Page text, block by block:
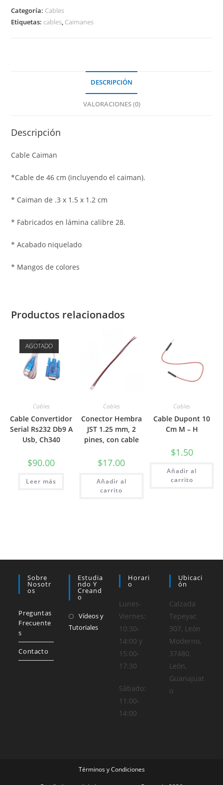
Categoría: Cables
Etiquetas: cables, Caimanes
DESCRIPCIÓN
VALORACIONES (0)
Descripción
Cable Caiman
*Cable de 46 cm (incluyendo el caiman).
* Caiman de .3 x 1.5 x 1.2 cm
* Fabricados en lámina calibre 28.
* Acabado niquelado
* Mangos de colores
Productos relacionados
AGOTADO
Cables
Cable Convertidor
Serial Rs232 Db9 A
Usb, Ch340
$90.00
Leer más
Cables
Conector Hembra
JST 1.25 mm, 2
pines, con cable
$17.00
Añadir al
carrito
Cables
Cable Dupont 10
Cm M – H
$1.50
Añadir al
carrito
Sobre
Nosotr
Os
Preguntas
Frecuente
s
Contacto
Estudia
Ndo Y
Creand
O
Vídeos y
Tutoriales
Horari
O
Lunes-
Viernes:
10:30-
14:00 y
15:00-
17:30
Sábado:
11:00-
14:00
Ubicaci
Ón
Calzada
Tepeyac
307, León
Moderno,
37480,
León,
Guanajuat
o
Términos y Condiciones